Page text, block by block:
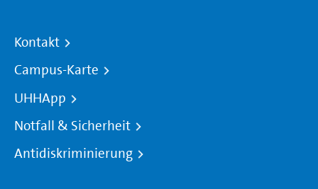
Kontakt
Campus-Karte
UHHApp
Notfall & Sicherheit
Antidiskriminierung